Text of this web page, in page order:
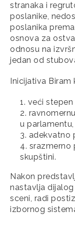
stranaka i
poslanike,
poslanika
osnova za
odnosu na
jedan od
Inicijativa
veći
u parlamentu,
adekvatno
srazmerno
skupštini.
Nakon
nastavlja
sceni, radi
izbornog